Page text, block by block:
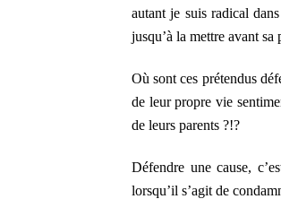
autant je suis radical
jusqu’à la mettre avant
Où sont ces prétendus
de leur propre vie
de leurs parents ?!?
Défendre une cause,
lorsqu’il s’agit de